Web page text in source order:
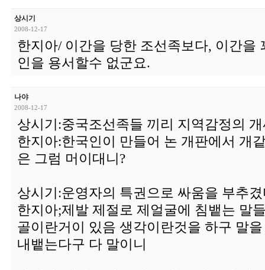
상시기
2008-12-17
한지아/ 이간을 당한 조선족보다, 이간을
인을 용서할수 없군요.
나야
2008-12-17
상시기:중국조선족들 끼리 지역감정의
한지아:한국인이 만들어 논 개판에서 개
은 그럼 머이대니?
상시기:운영자의 특권으로 싸움을 부추
한지아;제발 제절로 제얼굴에 침뱉는 말
골이란거이 있음 생각이란것을 하구 말
내뱉는다구 다 말이니